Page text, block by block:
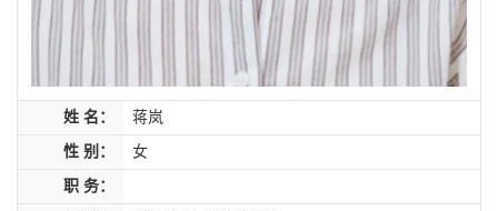
姓 名： 蒋岚
性 别： 女
职 务：